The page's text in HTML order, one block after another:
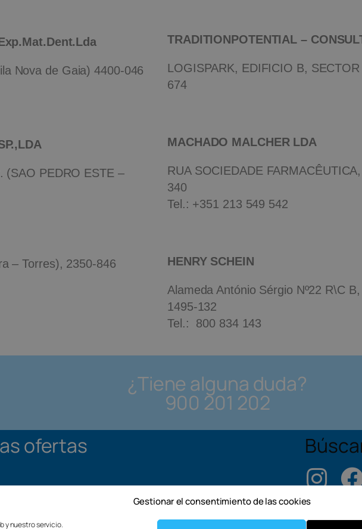
Gestionar el consentimiento de las cookies
y nuestro servicio.
Nova de Gaia) 4400-046
(SAO PEDRO ESTE –
– Torres), 2350-846
TRADITIONPOTENTIAL –
LOGISPARK, EDIFICIO B,
674
MACHADO MALCHER LDA
RUA SOCIEDADE
340
Tel.: +351 213 549 542
HENRY SCHEIN
Alameda António Sérgio Nº22 R\C
1495-132
Tel.: 800 834 143
¿Tiene alguna duda?
900 201 202
ofertas